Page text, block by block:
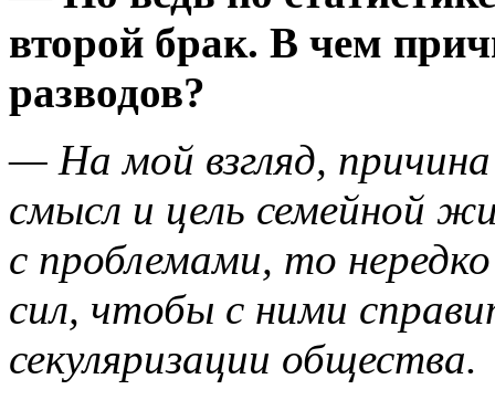
второй брак. В чем
разводов?
— На мой взгляд,
смысл и цель семейной
с проблемами, то
сил, чтобы с ними
секуляризации общества.